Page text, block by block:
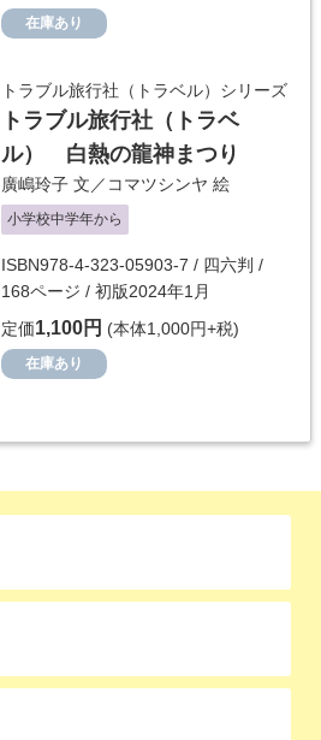
在庫あり
トラブル旅行社（トラベル）シリーズ
トラブル旅行社（トラベ
ル） 白熱の龍神まつり
廣嶋玲子 文／ コマツシンヤ 絵
小学校中学年から
ISBN978-4-323-05903-7 / 四六判 /
168ページ / 初版2024年1月
定価1,100円 (本体1,000円+税)
在庫あり